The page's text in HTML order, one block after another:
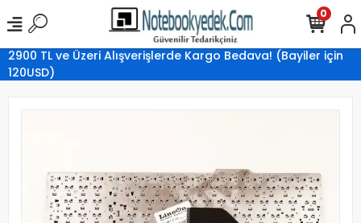
2900 TL ve Üzeri Alışverişlerde Kargo Bedava! (Bayiler için
120USD)
0